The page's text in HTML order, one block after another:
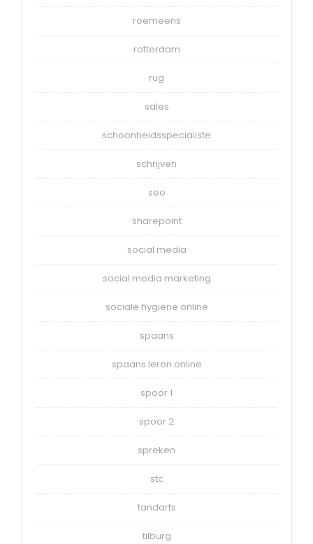
roemeens
rotterdam
rug
sales
schoonheidsspecialiste
schrijven
seo
sharepoint
social media
social media marketing
sociale hygiene online
spaans
spaans leren online
spoor 1
spoor 2
spreken
stc
tandarts
tilburg